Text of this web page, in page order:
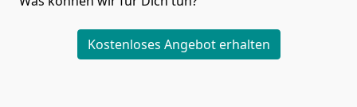
Kostenloses Angebot erhalten